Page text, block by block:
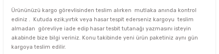
Ürününüzü kargo görevlisinden teslim alırken mutlaka anında kontrol
ediniz . Kutuda ezik,yırtık veya hasar tespit ederseniz kargoyu teslim
almadan görevliye iade edip hasar tesbit tutanağı yazmasını isteyin
akabinde bize bilgi veriniz. Konu takibinde yeni ürün paketiniz aynı gün
kargoya teslim edilir.